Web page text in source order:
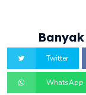
Twitter
WhatsApp